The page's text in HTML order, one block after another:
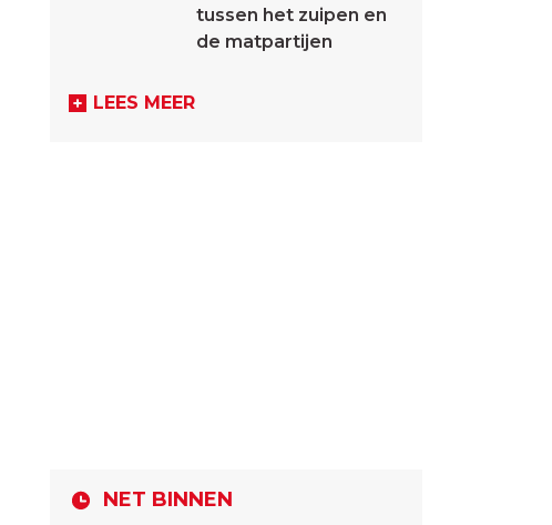
tussen het zuipen en
de matpartijen
LEES MEER
NET BINNEN